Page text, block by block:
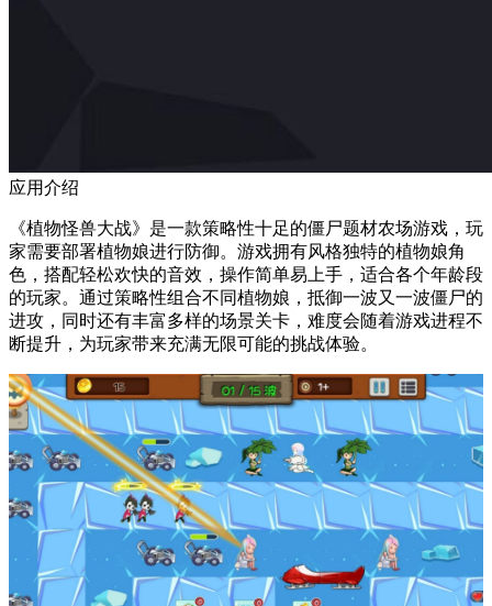
应用介绍
《植物怪兽大战》是一款策略性十足的僵尸题材农场游戏，玩
家需要部署植物娘进行防御。游戏拥有风格独特的植物娘角
色，搭配轻松欢快的音效，操作简单易上手，适合各个年龄段
的玩家。通过策略性组合不同植物娘，抵御一波又一波僵尸的
进攻，同时还有丰富多样的场景关卡，难度会随着游戏进程不
断提升，为玩家带来充满无限可能的挑战体验。